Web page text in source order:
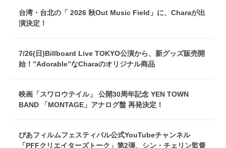
台湾・台北の「 2026 秋Out Music Field」に、Charaが出
演決定！
7/26(日)Billboard Live TOKYO公演から、新グッズ販売開
始！”Adorable”なCharaのオリジナル商品
映画「スワロウテイル」 公開30周年記念 YEN TOWN
BAND 「MONTAGE」アナログ盤 再発決定！
ぴあフィルムフェスティバル公式YouTubeチャンネル
「PFFクリエイターズトーク」第2弾、シン・チェリン監督